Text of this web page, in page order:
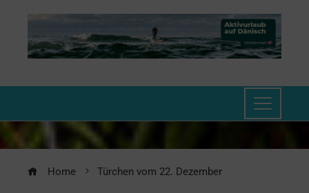
Home Türchen vom 22. Dezember